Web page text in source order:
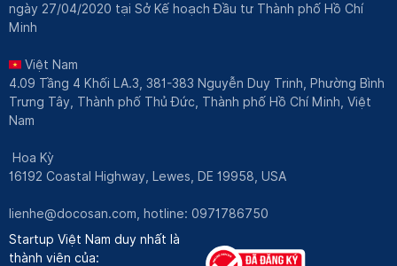
ngày 27/04/2020 tại Sở Kế hoạch Đầu tư Thành phố Hồ Chí
Minh
Việt Nam
4.09 Tầng 4 Khối LA.3, 381-383 Nguyễn Duy Trinh, Phường Bình
Trưng Tây, Thành phố Thủ Đức, Thành phố Hồ Chí Minh, Việt
Nam
Hoa Kỳ
16192 Coastal Highway, Lewes, DE 19958, USA
lienhe@docosan.com , hotline: 0971786750
Startup Việt Nam duy nhất là
thành viên của: